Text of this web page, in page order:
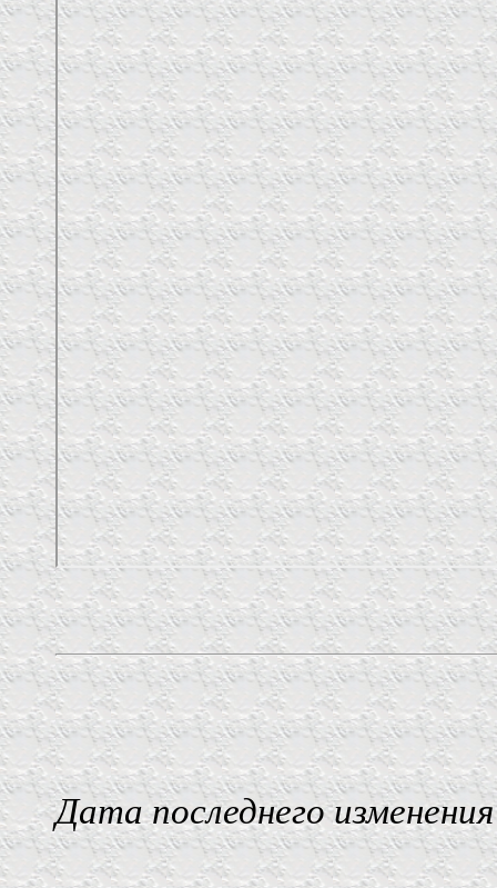
Дата последнего